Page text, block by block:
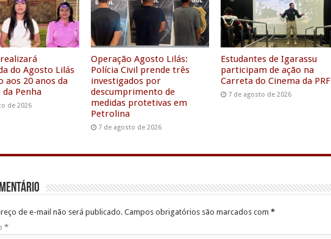
r
p
n
g
e
r
do Agosto Lilás
aos 20 anos da
Penha
de 2026
Operação Agosto Lilás:
Polícia Civil prende três
investigados por
descumprimento de
medidas protetivas em
Petrolina
7 de agosto de 2026
Estudantes de Igarassu
participam de ação na
Carreta do Cinema da PRF
7 de agosto de 2026
de e-mail não será publicado. Campos obrigatórios são marcados com *
*